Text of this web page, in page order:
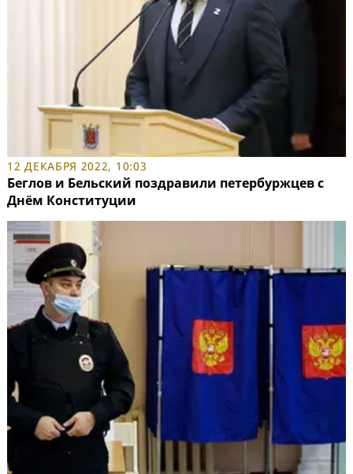
12 ДЕКАБРЯ 2022, 10:03
Беглов и Бельский поздравили петербуржцев с
Днём Конституции